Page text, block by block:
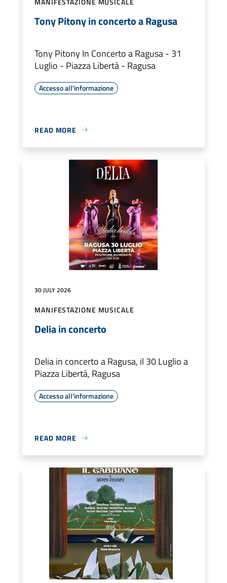
Tony Pitony in concerto a Ragusa
Tony Pitony In Concerto a Ragusa - 31
Luglio - Piazza Libertà - Ragusa
Accesso all'informazione
READ MORE
30 JULY 2026
MANIFESTAZIONE MUSICALE
Delia in concerto
Delia in concerto a Ragusa, il 30 Luglio a
Piazza Libertà, Ragusa
Accesso all'informazione
READ MORE